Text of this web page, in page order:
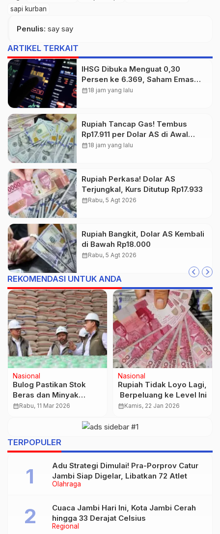
sapi kurban
Penulis: say say
ARTIKEL TERKAIT
IHSG Dibuka Menguat 0,30
Persen ke 6.369, Saham Emas
dan Tambang Jadi Penggerak
calendar_month18 jam yang lalu
Rupiah Tancap Gas! Tembus
Rp17.911 per Dolar AS di Awal
Perdagangan
calendar_month18 jam yang lalu
Rupiah Perkasa! Dolar AS
Terjungkal, Kurs Ditutup Rp17.933
calendar_monthRabu, 5 Agt 2026
Rupiah Bangkit, Dolar AS Kembali
di Bawah Rp18.000
calendar_monthRabu, 5 Agt 2026
REKOMENDASI UNTUK ANDA
Nasional
Bulog Pastikan Stok
Beras dan Minyak
Goreng Nasional Aman
calendar_monthRabu, 11 Mar 2026
Nasional
Rupiah Tidak Loyo Lagi,
Berpeluang ke Level Ini
calendar_monthKamis, 22 Jan 2026
TERPOPULER
Olahraga
Adu Strategi Dimulai! Pra-Porprov Catur
Jambi Siap Digelar, Libatkan 72 Atlet
Regional
Cuaca Jambi Hari Ini, Kota Jambi Cerah
hingga 33 Derajat Celsius